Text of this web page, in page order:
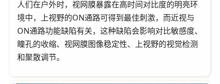
人们在户外时，视网膜暴露在高时间对比度的明亮环
境中，上视野的ON通路可得到最佳刺激，而近视与
ON通路功能缺陷有关，这种缺陷会影响对比敏感度、
瞳孔的收缩、视网膜图像稳定性、上视野的视觉检测
和聚散调节。